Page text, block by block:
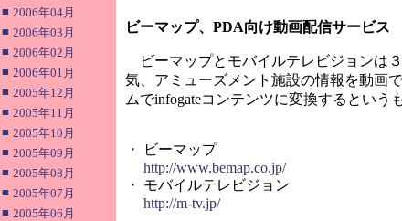
■ 2006年04月
■ 2006年03月
■ 2006年02月
■ 2006年01月
■ 2005年12月
■ 2005年11月
■ 2005年10月
■ 2005年09月
■ 2005年08月
■ 2005年07月
■ 2005年06月
ビーマップ、PDA向け動画配信サービス
ビーマップとモバイルテレビジョンは
気、アミューズメント施設の情報を動画
ムでinfogateコンテンツに変換するという
・ ビーマップ
http://www.bemap.co.jp/
・ モバイルテレビジョン
http://m-tv.jp/